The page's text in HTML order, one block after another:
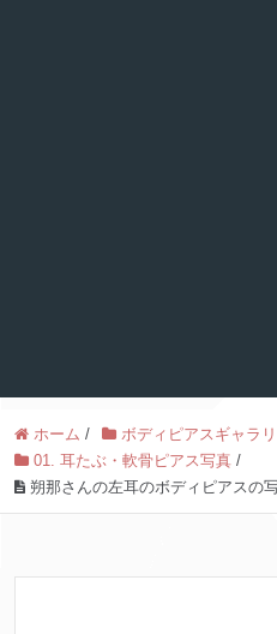
ホーム / ボディピアスギャラ
01. 耳たぶ・軟骨ピアス写真 /
朔那さんの左耳のボディピアスの